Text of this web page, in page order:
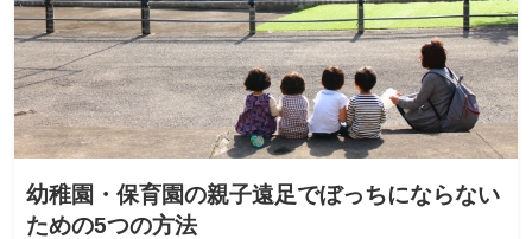
幼稚園・保育園の親子遠足でぼっちにならない
ための5つの方法